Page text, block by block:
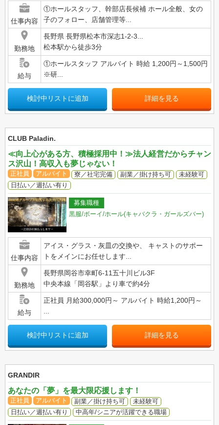
仕事内容
①ホールスタッフ、幹部店長候補 ホール全般、女の
子のフォロー、店舗管理等...
勤務地
長野県 長野県松本市深志1-2-3...
松本駅から徒歩3分
給与
①ホールスタッフ アルバイト 時給 1,200円～1,500円
※研...
検討中リストに追加 詳細を見る
CLUB Paladin.
≪向上心がある方、積極採用中！≫法人経営だからチャン
ス沢山！高収入も夢じゃない！
正社員 アルバイト 寮／社宅完備 副業／掛け持ち可
未経験可
日払い／週払い有り
募集職種
黒服/ボーイ/ホール(キャバクラ・ガールズバー)
仕事内容
アイス・グラス・灰皿の交換や、 キャストのサポー
トをメインにお任せします...
勤務地
長野県岡谷市幸町6-11五十川ビル3F
中央本線「岡谷駅」より車で約4分
給与
正社員 月給300,000円～ アルバイト 時給1,200円～
検討中リストに追加 詳細を見る
GRANDIR
あなたの「夢」を最大限応援します！
正社員 アルバイト 副業／掛け持ち可
未経験可
日払い／週払い有り
中高年/シニアが活躍できる職場